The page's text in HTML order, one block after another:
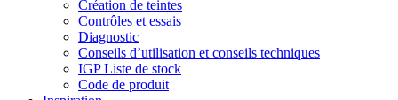
Création de teintes
Contrôles et essais
Diagnostic
Conseils d’utilisation et conseils techniques
IGP Liste de stock
Code de produit